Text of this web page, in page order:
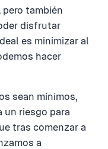
también
disfrutar
es minimizar al
hacer
sean mínimos,
un riesgo para
tras comenzar a
a